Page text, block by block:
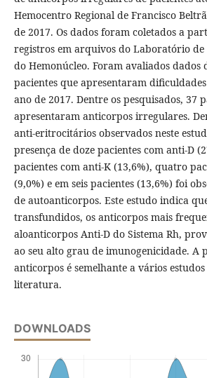
Hemocentro Regional de Francisco
de 2017. Os dados foram coletados a
registros em arquivos do Laboratório
do Hemonúcleo. Foram avaliados dados
pacientes que apresentaram
ano de 2017. Dentre os pesquisados, 37
apresentaram anticorpos irregulares.
anti-eritrocitários observados neste
presença de doze pacientes com anti-D
pacientes com anti-K (13,6%), quatro
(9,0%) e em seis pacientes (13,6%) foi
de autoanticorpos. Este estudo indica
transfundidos, os anticorpos mais
aloanticorpos Anti-D do Sistema Rh,
ao seu alto grau de imunogenicidade. A
anticorpos é semelhante a vários
literatura.
DOWNLOADS